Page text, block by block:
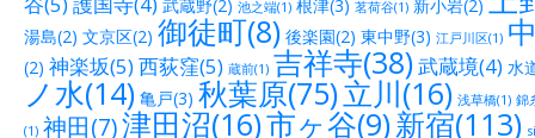
武蔵野(2) 池之端(1) 根津(3) 茗荷谷(1) 新小岩(2)
湯島(2) 文京区(2) 御徒町(8) 後楽園(2) 東中野(3) 江戸川区(1)
(2) 神楽坂(5)西荻窪(5) 蔵前(1) 吉祥寺(38)武蔵境(4) 水
ノ水(14) 亀戸(3) 秋葉原(75)立川(16) 浅草橋(1) 錦
(1) 神田(7)津田沼(16)市ヶ谷(9)新宿(113)